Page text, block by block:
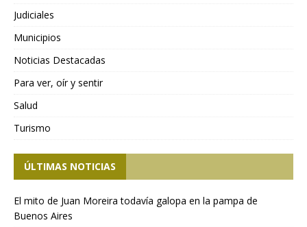
Judiciales
Municipios
Noticias Destacadas
Para ver, oír y sentir
Salud
Turismo
ÚLTIMAS NOTICIAS
El mito de Juan Moreira todavía galopa en la pampa de
Buenos Aires